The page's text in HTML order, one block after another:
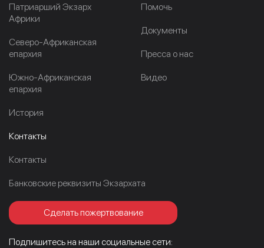
Патриарший Экзарх
Африки
Северо-Африканская
епархия
Южно-Африканская
епархия
История
Помочь
Документы
Пресса о нас
Видео
Контакты
Контакты
Банковские реквизиты Экзархата
Сделать пожертвование
Подпишитесь на наши социальные сети: